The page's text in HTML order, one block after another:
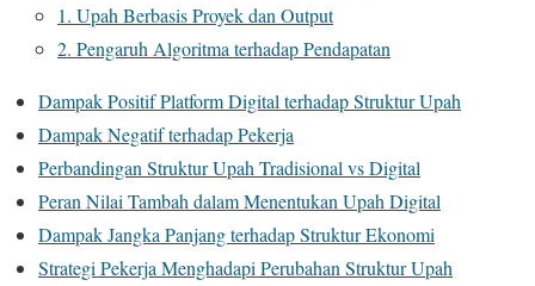
1. Upah Berbasis Proyek dan Output
2. Pengaruh Algoritma terhadap Pendapatan
Dampak Positif Platform Digital terhadap Struktur Upah
Dampak Negatif terhadap Pekerja
Perbandingan Struktur Upah Tradisional vs Digital
Peran Nilai Tambah dalam Menentukan Upah Digital
Dampak Jangka Panjang terhadap Struktur Ekonomi
Strategi Pekerja Menghadapi Perubahan Struktur Upah